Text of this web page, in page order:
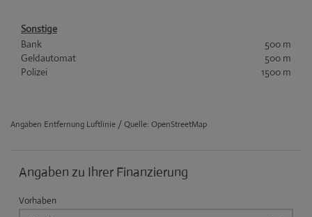
Sonstige
Bank
500 m
Geldautomat
500 m
Polizei
1500 m
Angaben Entfernung Luftlinie / Quelle: OpenStreetMap